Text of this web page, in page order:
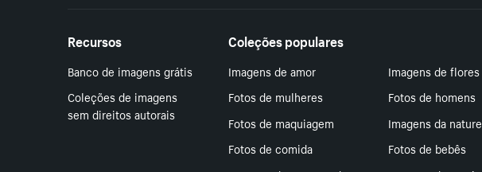
Recursos
Banco de imagens grátis
Coleções de imagens
sem direitos autorais
Coleções populares
Imagens de amor Imagens de flores
Fotos de mulheres
Fotos de homens
Fotos de maquiagem
Imagens da
Fotos de comida
Fotos de bebês